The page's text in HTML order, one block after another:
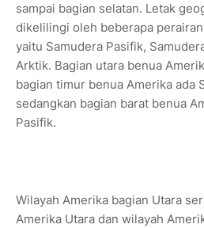
sampai bagian selatan. Letak
dikelilingi oleh beberapa
yaitu Samudera Pasifik,
Arktik. Bagian utara benua
bagian timur benua Amerika ada
sedangkan bagian barat benua
Pasifik.
Wilayah Amerika bagian Utara
Amerika Utara dan wilayah